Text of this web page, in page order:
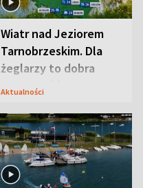
Wiatr nad Jeziorem
Tarnobrzeskim. Dla
żeglarzy to dobra
wiadomość
Aktualności